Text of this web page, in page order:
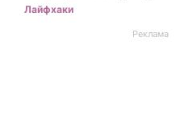
Лайфхаки
Реклама